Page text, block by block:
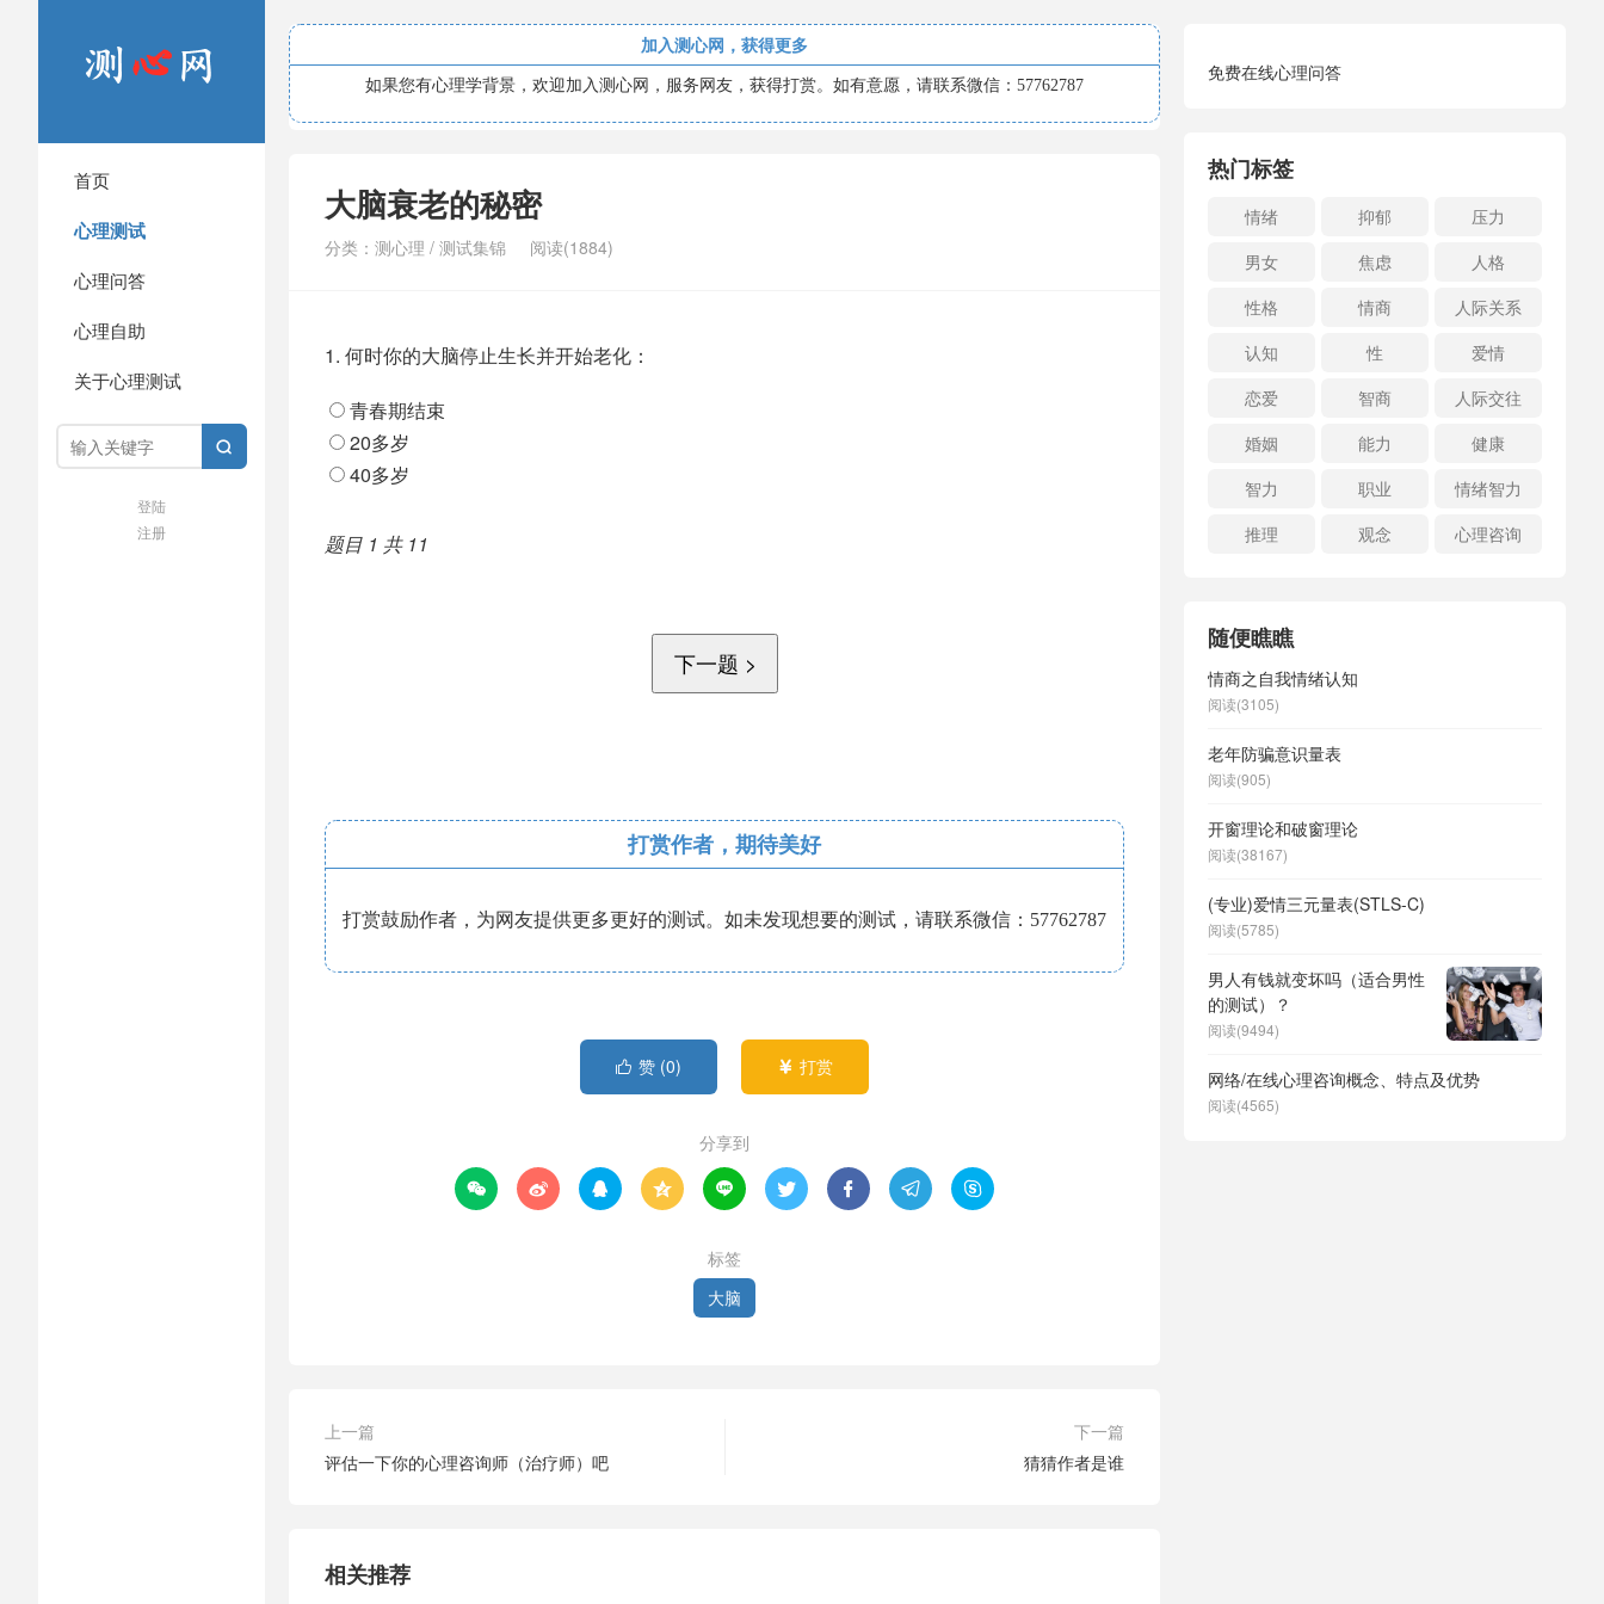
首页
心理测试
心理问答
心理自助
关于心理测试

登陆
注册
加入测心网，获得更多
如果您有心理学背景，欢迎加入测心网，服务网友，获得打赏。如有意愿，请联系微信：57762787
大脑衰老的秘密
分类： 测心理 / 测试集锦 阅读(1884)
1. 何时你的大脑停止生长并开始老化：
青春期结束
20多岁
40多岁
题目 1 共 11
打赏作者，期待美好
打赏鼓励作者，为网友提供更多更好的测试。如未发现想要的测试，请联系微信：57762787
 赞 (0)  打赏
分享到
        
标签
大脑
上一篇
评估一下你的心理咨询师（治疗师）吧
下一篇
猜猜作者是谁
相关推荐
免费在线心理问答
热门标签
情绪 抑郁
压力
男女
焦虑
人格
性格
情商
人际关系
认知
性
爱情
恋爱
智商
人际交往
婚姻
能力
健康
智力
职业
情绪智力
推理
观念 心理咨询
随便瞧瞧
情商之自我情绪认知
阅读(3105)
老年防骗意识量表
阅读(905)
开窗理论和破窗理论
阅读(38167)
(专业)爱情三元量表(STLS-C)
阅读(5785)
男人有钱就变坏吗（适合男性
的测试）？
阅读(9494)
网络/在线心理咨询概念、特点及优势
阅读(4565)